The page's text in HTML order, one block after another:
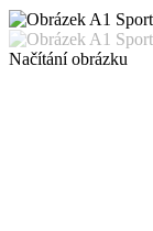
Načítání obrázku